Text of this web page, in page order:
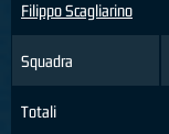
Filippo Scagliarino
Squadra
Totali